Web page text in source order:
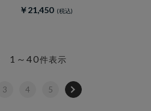
￥21,450
1～40件表示
3 4 5